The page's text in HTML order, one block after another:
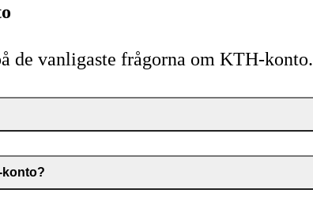
de vanligaste frågorna om KTH-konto.
konto?